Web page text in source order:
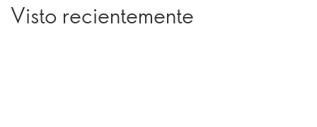
Visto recientemente